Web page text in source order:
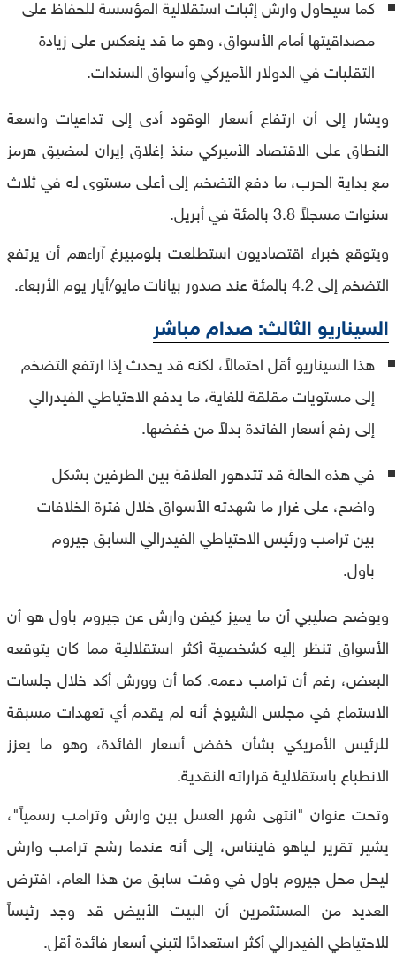
مصداقيتها أمام الأسواق، وهو ما قد ينعكس على زيادة
التقلبات في الدولار الأميركي وأسواق السندات.
ويشار إلى أن ارتفاع أسعار الوقود أدى إلى تداعيات واسعة
النطاق على الاقتصاد الأميركي منذ إغلاق إيران لمضيق هرمز
مع بداية الحرب، ما دفع التضخم إلى أعلى مستوى له في ثلاث
سنوات مسجلاً 3.8 بالمئة في أبريل.
ويتوقع خبراء اقتصاديون استطلعت بلومبيرغ آراءهم أن يرتفع
التضخم إلى 4.2 بالمئة عند صدور بيانات مايو/أيار يوم الأربعاء.
السيناريو الثالث: صدام مباشر
هذا السيناريو أقل احتمالاً، لكنه قد يحدث إذا ارتفع التضخم
إلى مستويات مقلقة للغاية، ما يدفع الاحتياطي الفيدرالي
إلى رفع أسعار الفائدة بدلاً من خفضها.
في هذه الحالة قد تتدهور العلاقة بين الطرفين بشكل
واضح، على غرار ما شهدته الأسواق خلال فترة الخلافات
بين ترامب ورئيس الاحتياطي الفيدرالي السابق جيروم
باول.
ويوضح صليبي أن ما يميز كيفن وارش عن جيروم باول هو أن
الأسواق تنظر إليه كشخصية أكثر استقلالية مما كان يتوقعه
البعض، رغم أن ترامب دعمه. كما أن وورش أكد خلال جلسات
الاستماع في مجلس الشيوخ أنه لم يقدم أي تعهدات مسبقة
للرئيس الأمريكي بشأن خفض أسعار الفائدة، وهو ما يعزز
الانطباع باستقلالية قراراته النقدية.
وتحت عنوان "انتهى شهر العسل بين وارش وترامب رسمياً"،
يشير تقرير لـياهو فاينناس، إلى أنه عندما رشح ترامب وارش
ليحل محل جيروم باول في وقت سابق من هذا العام، افترض
العديد من المستثمرين أن البيت الأبيض قد وجد رئيساً
للاحتياطي الفيدرالي أكثر استعدادًا لتبني أسعار فائدة أقل.